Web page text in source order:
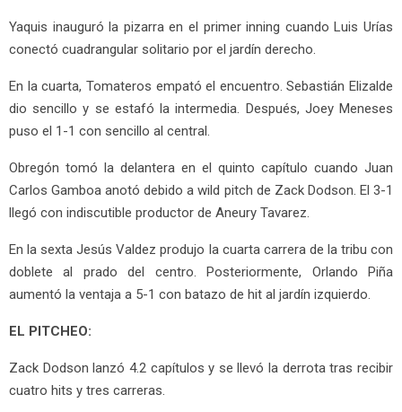
Yaquis inauguró la pizarra en el primer inning cuando Luis Urías
conectó cuadrangular solitario por el jardín derecho.
En la cuarta, Tomateros empató el encuentro. Sebastián Elizalde
dio sencillo y se estafó la intermedia. Después, Joey Meneses
puso el 1-1 con sencillo al central.
Obregón tomó la delantera en el quinto capítulo cuando Juan
Carlos Gamboa anotó debido a wild pitch de Zack Dodson. El 3-1
llegó con indiscutible productor de Aneury Tavarez.
En la sexta Jesús Valdez produjo la cuarta carrera de la tribu con
doblete al prado del centro. Posteriormente, Orlando Piña
aumentó la ventaja a 5-1 con batazo de hit al jardín izquierdo.
EL PITCHEO:
Zack Dodson lanzó 4.2 capítulos y se llevó la derrota tras recibir
cuatro hits y tres carreras.